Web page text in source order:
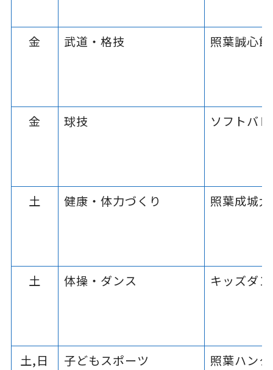
金 武道・格技 照葉誠心
金 球技 ソフトバ
土 健康・体力づくり 照葉成城
土 体操・ダンス キッズダ
土,日 子どもスポーツ 照葉ハン